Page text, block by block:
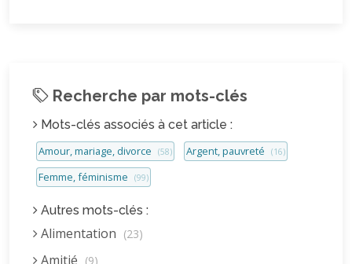
Recherche par mots-clés
Mots-clés associés à cet article :
Amour, mariage, divorce (58) Argent, pauvreté (16)
Femme, féminisme (99)
Autres mots-clés :
Alimentation (23)
Amitié (9)